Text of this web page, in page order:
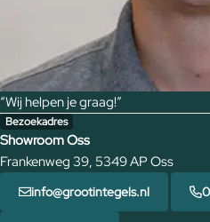
“Wij helpen je graag!”
Bezoekadres
Showroom Oss
Frankenweg 39, 5349 AP Oss
info@grootintegels.nl